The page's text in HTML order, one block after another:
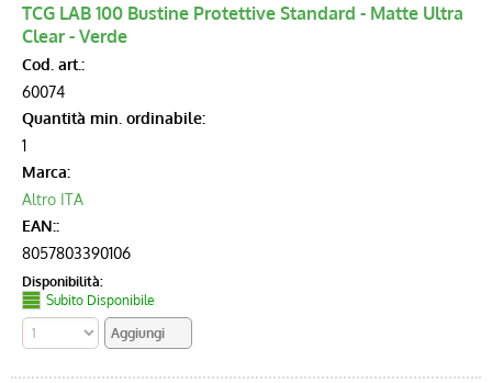
TCG LAB 100 Bustine Protettive Standard - Matte Ultra
Clear - Verde
Cod. art.:
60074
Quantità min. ordinabile:
1
Marca:
Altro ITA
EAN::
8057803390106
Disponibilità:
Subito Disponibile